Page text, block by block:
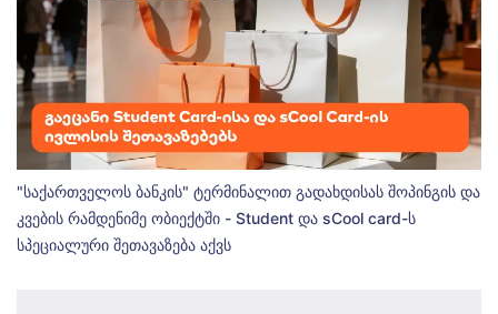
"საქართველოს ბანკის" ტერმინალით გადახდისას შოპინგის და
კვების რამდენიმე ობიექტში - Student და sCool card-ს
სპეციალური შეთავაზება აქვს